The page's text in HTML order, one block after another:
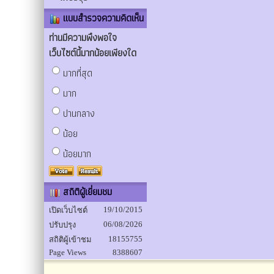
แบบสำรวจความคิดเห็น
ท่านมีความพึงพอใจ
เว็บไซต์นี้มากน้อยเพียงใด
มากที่สุด
มาก
ปานกลาง
น้อย
น้อยมาก
สถิติผู้เยี่ยมชม
เปิดเว็บไซต์
19/10/2015
ปรับปรุง
06/08/2026
สถิติผู้เข้าชม
18155755
Page Views
8388607